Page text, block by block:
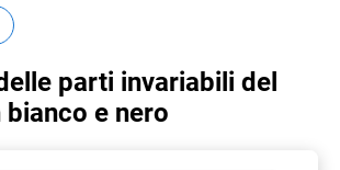
parti invariabili del
e nero